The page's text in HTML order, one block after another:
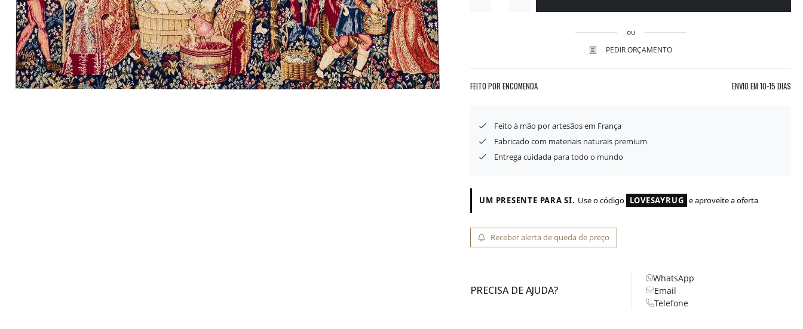
ou
PEDIR ORÇAMENTO
FEITO POR ENCOMENDA ENVIO EM 10-15 DIAS
Feito à mão por artesãos em França
Fabricado com materiais naturais premium
Entrega cuidada para todo o mundo
UM PRESENTE PARA SI. Use o código LOVESAYRUG e aproveite a oferta
Receber alerta de queda de preço
PRECISA DE AJUDA?
WhatsApp
Email
Telefone